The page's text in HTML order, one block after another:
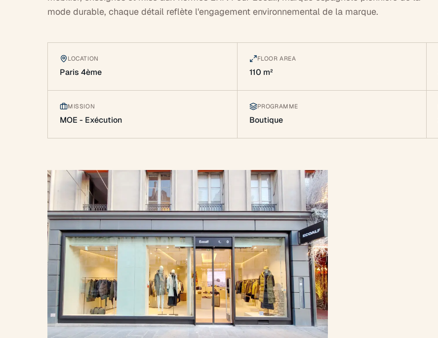
mode durable, chaque détail reflète l'engagement environnemental de la marque.
LOCATION
Paris 4ème
FLOOR AREA
110 m²
MISSION
MOE - Exécution
PROGRAMME
Boutique